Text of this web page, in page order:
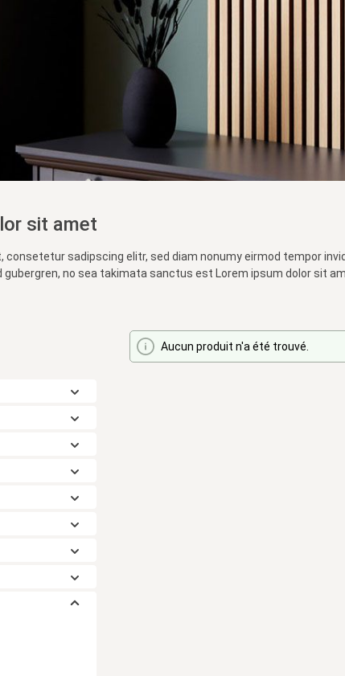
sit amet
consetetur sadipscing elitr, sed diam nonumy eirmod tempor
no sea takimata sanctus est Lorem ipsum dolor sit
Aucun produit n'a été trouvé.